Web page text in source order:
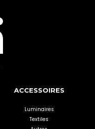
ACCESSOIRES
Luminaires
Textiles